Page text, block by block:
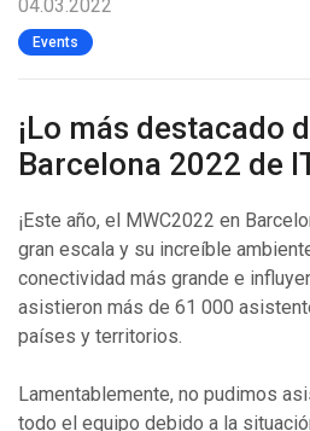
04.03.2022
Events
¡Lo más destacado
Barcelona 2022 de
¡Este año, el MWC2022 en
gran escala y su increíble
conectividad más grande e
asistieron más de 61 000
países y territorios.
Lamentablemente, no pudimos
todo el equipo debido a la